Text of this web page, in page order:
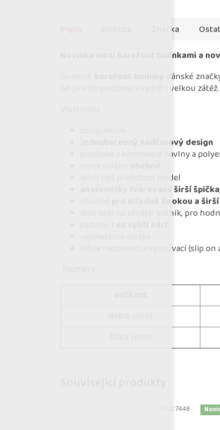
Kód:7448
Značka
Novinka mezi barefoot holínkami a
dánské
od jara do podzimu a vydrží i velkou zátěž.
jednobarevný nadčasový design
podšívka z kombinace bavlny a
lehčí než předchozí model
anatomicky tvarovaná širší špička
pro středně širokou a
lépe sedí na silnější kotník, pro
lehce nazouvací a vyzouvací (slip